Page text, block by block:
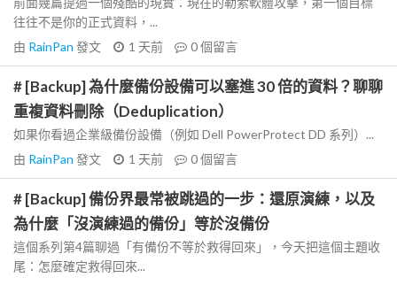
往往不是你的正式資料，...
由 RainPan 發文 1 天前 0個留言
# [Backup] 為什麼備份設備可以塞進 30 倍的資料？聊聊
重複資料刪除（Deduplication）
如果你看過企業級備份設備（例如 Dell PowerProtect DD 系列）...
由 RainPan 發文 1 天前 0個留言
# [Backup] 備份界最常被跳過的一步：還原演練，以及
為什麼「沒演練過的備份」等於沒備份
這個系列第4篇聊過「有備份不等於救得回來」，今天把這個主題收
尾：怎麼確定救得回來...